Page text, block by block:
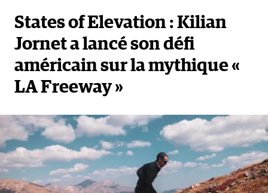
States of Elevation : Kilian
Jornet a lancé son défi
américain sur la mythique «
LA Freeway »